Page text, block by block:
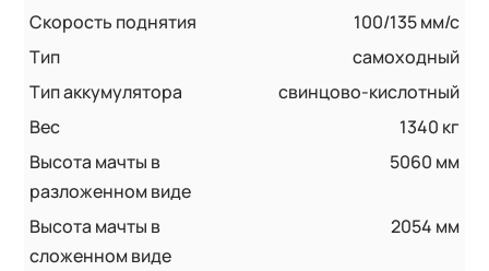
Скорость поднятия
100/135 мм/с
Тип
самоходный
Тип аккумулятора
свинцово-кислотный
Вес
1340 кг
Высота мачты в
разложенном виде
5060 мм
Высота мачты в
сложенном виде
2054 мм